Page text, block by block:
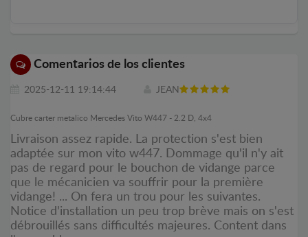
Comentarios de los clientes
2025-12-11 19:14:44 JEAN
Cubre carter metalico Mercedes Vito W447 - 2.2 D, 4x4
Livraison assez rapide. La protection s'est bien
adaptée sur mon vito w447. Dommage qu'il n'y ait
pas de regard pour le bouchon de vidange parce
que le mécanicien va souffrir pour la première
vidange! ... On fera un trou pour les suivantes.
Notice d'installation un peu trop brève mais on s'est
débrouillés sans difficultés majeures. Content dans